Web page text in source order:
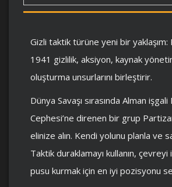
Gizli taktik türüne yeni bir yaklaşım:
1941 gizlilik, aksiyon, kaynak
oluşturma unsurlarını birleştirir.
Dünya Savaşı sırasında Alman işgali
Cephesi’ne direnen bir grup
elinize alın. Kendi yolunu planla ve
Taktik duraklamayı kullanın,
pusu kurmak için en iyi pozisyonu